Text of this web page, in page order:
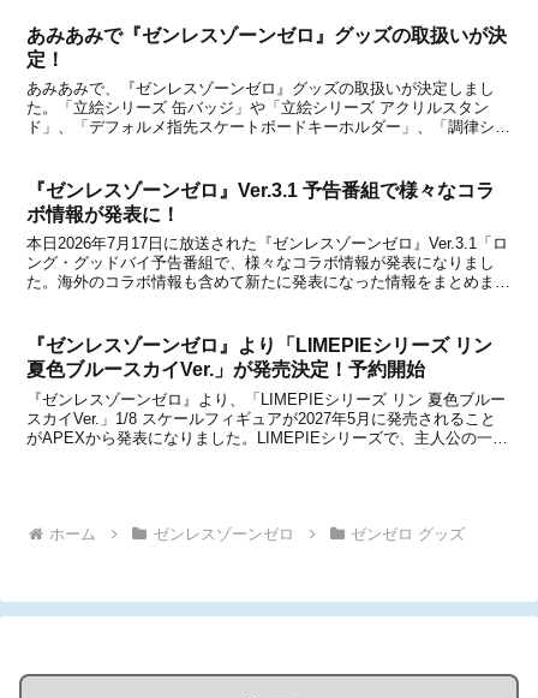
あみあみで『ゼンレスゾーンゼロ』グッズの取扱いが決
定！
あみあみで、『ゼンレスゾーンゼロ』グッズの取扱いが決定しまし
た。「立絵シリーズ 缶バッジ」や「立絵シリーズ アクリルスタン
ド」、「デフォルメ指先スケートボードキーホルダー」、「調律シリ
『ゼンレスゾーンゼロ』Ver.3.1 予告番組で様々なコラ
ボ情報が発表に！
本日2026年7月17日に放送された『ゼンレスゾーンゼロ』Ver.3.1「ロ
ング・グッドバイ予告番組で、様々なコラボ情報が発表になりまし
た。海外のコラボ情報も含めて新たに発表になった情報をまとめまし
『ゼンレスゾーンゼロ』より「LIMEPIEシリーズ リン
夏色ブルースカイVer.」が発売決定！予約開始
『ゼンレスゾーンゼロ』より、「LIMEPIEシリーズ リン 夏色ブルー
スカイVer.」1/8 スケールフィギュアが2027年5月に発売されること
がAPEXから発表になりました。LIMEPIEシリーズで、主人公の一人
ホーム ゼンレスゾーンゼロ ゼンゼロ グッズ